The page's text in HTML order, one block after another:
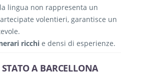
lingua non rappresenta un
volentieri, garantisce un
ricchi e densi di esperienze.
A BARCELLONA